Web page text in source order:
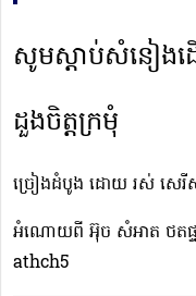
សូមស្ដាប់សំនៀងដ
ដួងចិត្តក្រមុំ
ច្រៀងដំបូង ដោយ រស់ សេរីសុ
អំណោយពី អ៊ុច សំអាត ថតផ្
athch5